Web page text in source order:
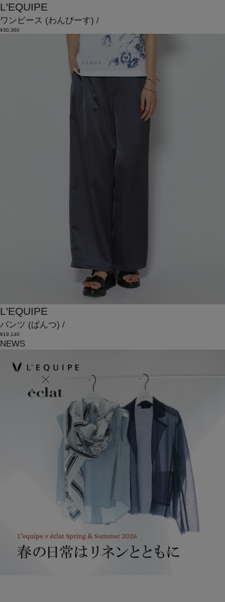
L'EQUIPE
ワンピース (わんぴーす) /
¥30,360
L'EQUIPE
パンツ (ぱんつ) /
¥19,140
NEWS